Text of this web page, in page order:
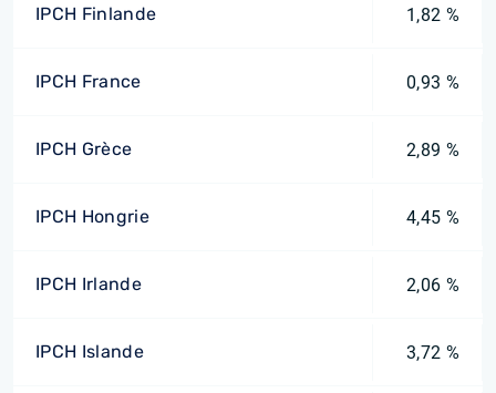
IPCH Finlande 1,82 %
IPCH France 0,93 %
IPCH Grèce 2,89 %
IPCH Hongrie 4,45 %
IPCH Irlande 2,06 %
IPCH Islande 3,72 %